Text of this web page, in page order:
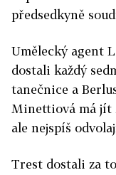
předsedkyně
Umělecký agent
dostali každý
tanečnice a
Minettiová má jít
ale nejspíš
Trest dostali za